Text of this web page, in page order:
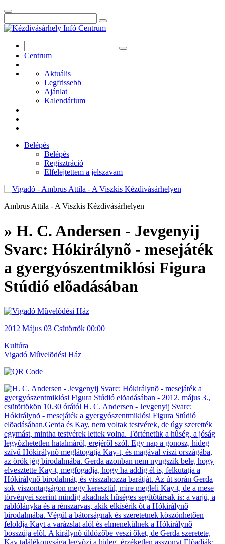
Centrum
Aktuális
Legfrissebb
Ajánlat
Kalendárium
Belépés
Belépés
Regisztráció
Elfelejtettem a jelszavam
Ambrus Attila - A Viszkis Kézdivásárhelyen
» H. C. Andersen - Jevgenyij
Svarc: Hókirálynõ - mesejáték
a gyergyószentmiklósi Figura
Stúdió elõadásában
2012 Május 03 Csütörtök 00:00
Kultúra
Vigadó Mûvelõdési Ház